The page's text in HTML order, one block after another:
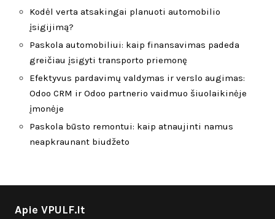
Kodėl verta atsakingai planuoti automobilio
įsigijimą?
Paskola automobiliui: kaip finansavimas padeda
greičiau įsigyti transporto priemonę
Efektyvus pardavimų valdymas ir verslo augimas:
Odoo CRM ir Odoo partnerio vaidmuo šiuolaikinėje
įmonėje
Paskola būsto remontui: kaip atnaujinti namus
neapkraunant biudžeto
Apie VPULF.lt